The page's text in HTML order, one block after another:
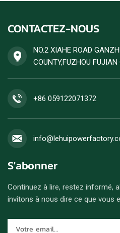
CONTACTEZ-NOUS
NO.2 XIAHE ROAD
COUNTY,FUZHOU
+86 059122071372
S'abonner
Continuez à lire, restez informé,
invitons à nous dire ce que vous